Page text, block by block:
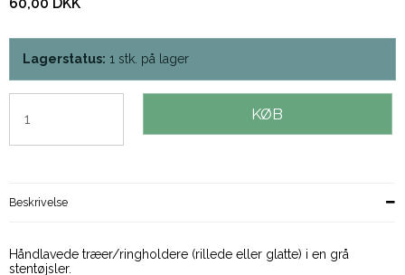
Lagerstatus: 1 stk. på lager
KØB
Beskrivelse
Håndlavede træer/ringholdere (rillede eller glatte) i en grå
stentøjsler.